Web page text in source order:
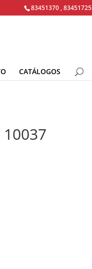
83451370 , 83451725
CATÁLOGOS